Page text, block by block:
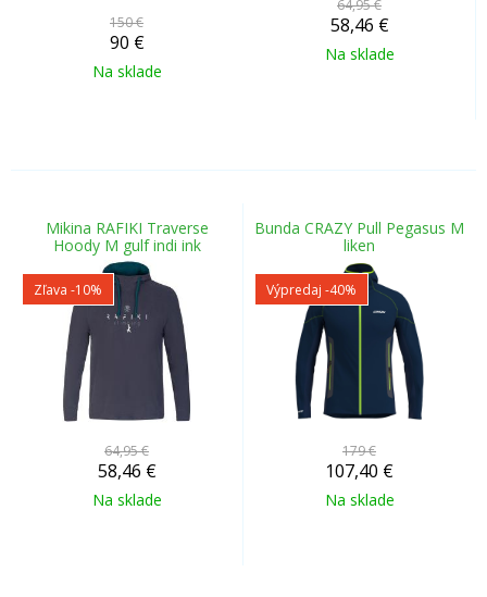
150 €
90 €
Na sklade
64,95 €
58,46 €
Na sklade
Mikina RAFIKI Traverse
Hoody M gulf indi ink
Zľava -10%
64,95 €
58,46 €
Na sklade
Bunda CRAZY Pull Pegasus M
liken
Výpredaj -40%
179 €
107,40 €
Na sklade